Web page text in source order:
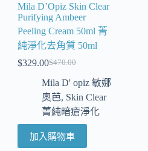
Mila D’Opiz Skin Clear
Purifying Ambeer
Peeling Cream 50ml 菁
純淨化去角質 50ml
$470.00
$329.00
Mila D' opiz 敏娜
奧芭, Skin Clear
菁純暗瘡淨化
加入購物車